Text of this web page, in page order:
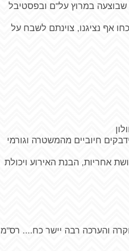
שבוצעה במרוץ על"ם ובפסטיבל
אף נציגנו, צוינתם לשבח על
חיוביים מהמשטרה וגורמי
אחריות, הבנת האירוע ויכולת
והערכה רבה יישר כח.... רס"מ